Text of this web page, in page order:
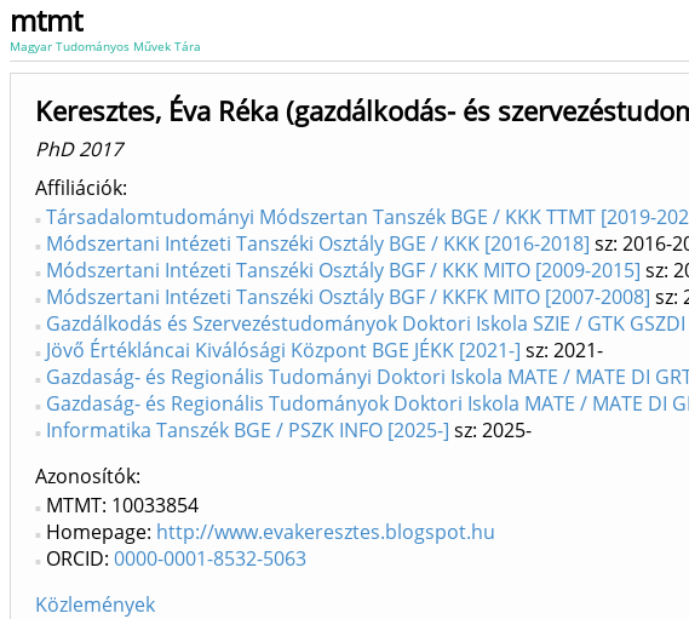
mtmt
Magyar Tudományos Művek Tára
Keresztes, Éva Réka (gazdálkodás- és
PhD 2017
Affiliációk
Társadalomtudományi Módszertan Tanszék BGE / KKK TTMT [2019-
Módszertani Intézeti Tanszéki Osztály BGE / KKK [2016-2018] sz: 2016-
Módszertani Intézeti Tanszéki Osztály BGF / KKK MITO [2009-2015] sz:
Módszertani Intézeti Tanszéki Osztály BGF / KKFK MITO [2007-2008] sz:
Gazdálkodás és Szervezéstudományok Doktori Iskola SZIE / GTK
Jövő Értékláncai Kiválósági Központ BGE JÉKK [2021-] sz: 2021-
Gazdaság- és Regionális Tudományi Doktori Iskola MATE / MATE DI
Gazdaság- és Regionális Tudományok Doktori Iskola MATE / MATE DI
Informatika Tanszék BGE / PSZK INFO [2025-] sz: 2025-
Azonosítók
MTMT: 10033854
Homepage: http://www.evakeresztes.blogspot.hu
ORCID: 0000-0001-8532-5063
Közlemények